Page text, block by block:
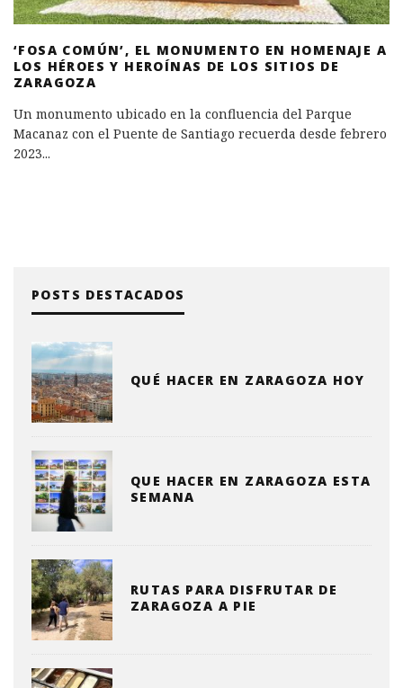
‘FOSA COMÚN’, EL MONUMENTO EN HOMENAJE A
LOS HÉROES Y HEROÍNAS DE LOS SITIOS DE
ZARAGOZA
Un monumento ubicado en la confluencia del Parque
Macanaz con el Puente de Santiago recuerda desde febrero
2023...
POSTS DESTACADOS
QUÉ HACER EN ZARAGOZA HOY
QUE HACER EN ZARAGOZA ESTA
SEMANA
RUTAS PARA DISFRUTAR DE
ZARAGOZA A PIE